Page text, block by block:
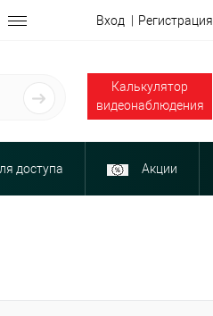
Вход Регистрация
Калькулятор
видеонаблюдения
доступа Акции